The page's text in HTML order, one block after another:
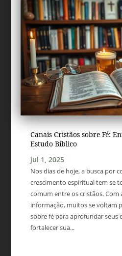
Canais Cristãos sobre Fé:
Estudo Bíblico
jul 1, 2025
Nos dias de hoje, a busca por
crescimento espiritual tem se
comum entre os cristãos. Com
informação, muitos se voltam
sobre fé para aprofundar seus
fortalecer sua...